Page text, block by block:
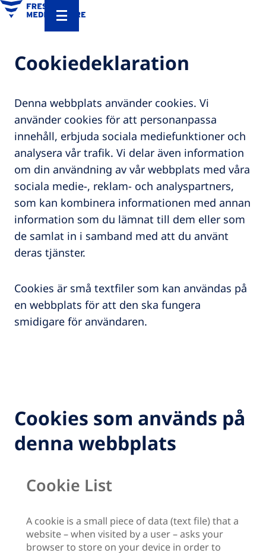
Cookiedeklaration
Denna webbplats använder cookies. Vi
använder cookies för att personanpassa
innehåll, erbjuda sociala mediefunktioner och
analysera vår trafik. Vi delar även information
om din användning av vår webbplats med våra
sociala medie-, reklam- och analyspartners,
som kan kombinera informationen med annan
information som du lämnat till dem eller som
de samlat in i samband med att du använt
deras tjänster.
Cookies är små textfiler som kan användas på
en webbplats för att den ska fungera
smidigare för användaren.
Cookies som används på
denna webbplats
Cookie List
A cookie is a small piece of data (text file) that a
website – when visited by a user – asks your
browser to store on your device in order to